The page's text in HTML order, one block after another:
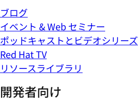
ブログ
イベント & Web セミナー
ポッドキャストとビデオシリーズ
Red Hat TV
リソースライブラリ
開発者向け